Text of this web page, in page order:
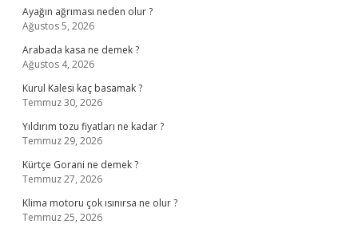
Ayağın ağrıması neden olur ?
Ağustos 5, 2026
Arabada kasa ne demek ?
Ağustos 4, 2026
Kurul Kalesi kaç basamak ?
Temmuz 30, 2026
Yıldırım tozu fiyatları ne kadar ?
Temmuz 29, 2026
Kürtçe Gorani ne demek ?
Temmuz 27, 2026
Klima motoru çok ısınırsa ne olur ?
Temmuz 25, 2026